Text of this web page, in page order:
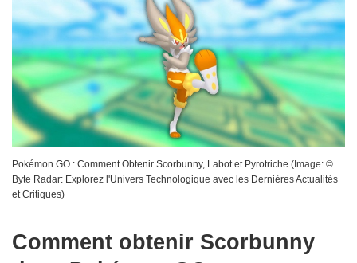
Pokémon GO : Comment Obtenir Scorbunny, Labot et Pyrotriche (Image: ©
Byte Radar: Explorez l'Univers Technologique avec les Dernières Actualités
et Critiques)
Comment obtenir Scorbunny